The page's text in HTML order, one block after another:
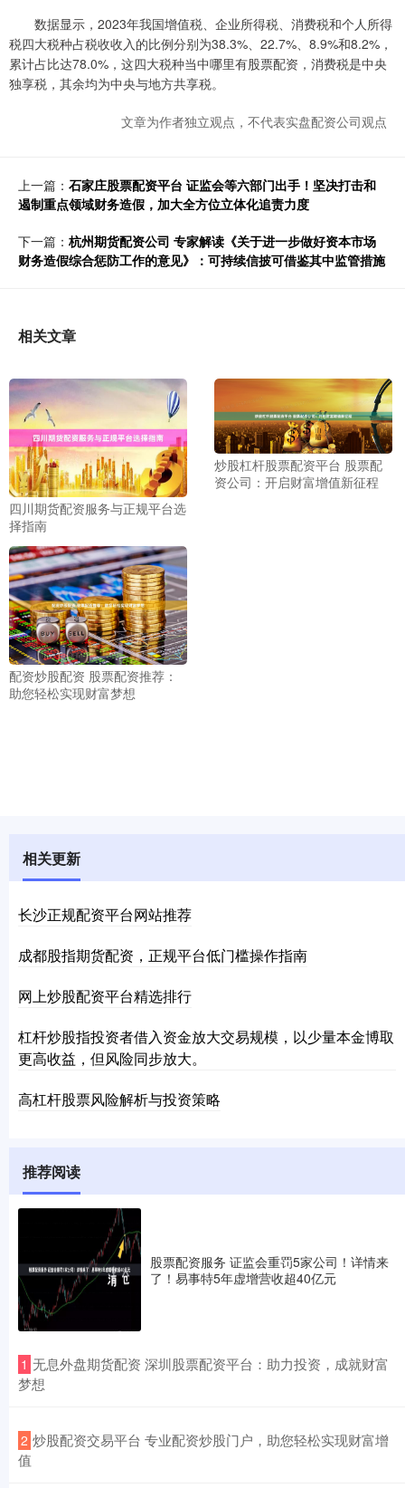
数据显示，2023年我国增值税、企业所得税、消费税和个人所得
税四大税种占税收收入的比例分别为38.3%、22.7%、8.9%和8.2%，
累计占比达78.0%，这四大税种当中哪里有股票配资，消费税是中央
独享税，其余均为中央与地方共享税。
文章为作者独立观点，不代表实盘配资公司观点
上一篇： 石家庄股票配资平台 证监会等六部门出手！坚决打击和
遏制重点领域财务造假，加大全方位立体化追责力度
下一篇： 杭州期货配资公司 专家解读《关于进一步做好资本市场
财务造假综合惩防工作的意见》：可持续信披可借鉴其中监管措施
相关文章
四川期货配资服务与正规平台选
择指南
炒股杠杆股票配资平台 股票配
资公司：开启财富增值新征程
配资炒股配资 股票配资推荐：
助您轻松实现财富梦想
相关更新
长沙正规配资平台网站推荐
成都股指期货配资，正规平台低门槛操作指南
网上炒股配资平台精选排行
杠杆炒股指投资者借入资金放大交易规模，以少量本金博取
更高收益，但风险同步放大。
高杠杆股票风险解析与投资策略
推荐阅读
股票配资服务 证监会重罚5家公司！详情来
了！易事特5年虚增营收超40亿元
1 ​无息外盘期货配资 深圳股票配资平台：助力投资，成就财富
梦想
2 ​炒股配资交易平台 专业配资炒股门户，助您轻松实现财富增
值